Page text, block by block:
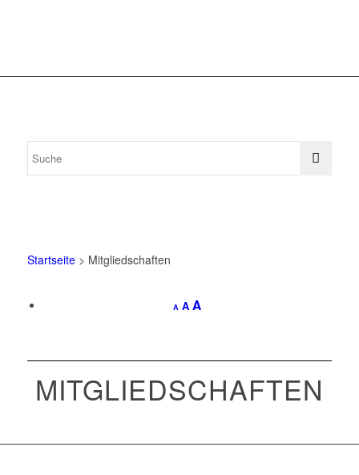
Startseite> Mitgliedschaften
A A A
MITGLIEDSCHAFTEN